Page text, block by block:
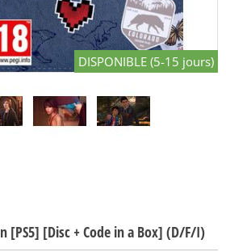
DISPONIBLE (5-15 jours)
[PS5] [Disc + Code in a Box] (D/F/I)